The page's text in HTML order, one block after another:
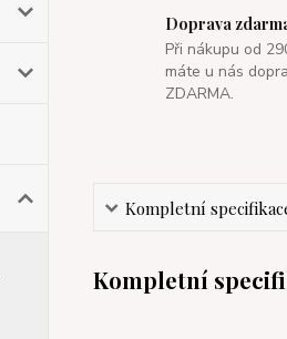
Doprava
Při nákupu od
máte u nás
ZDARMA.
Kompletní
Kompletní